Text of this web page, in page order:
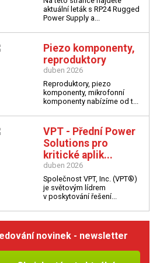
aktuální leták s RP24 Rugged
Power Supply a...
Piezo komponenty,
reproduktory
duben 2026
Reproduktory, piezo
komponenty, mikrofonní
komponenty nabízíme od t...
VPT - Přední Power
Solutions pro
kritické aplik...
duben 2026
Společnost VPT, Inc. (VPT®)
je světovým lídrem
v poskytování řešení...
novinek - newsletter